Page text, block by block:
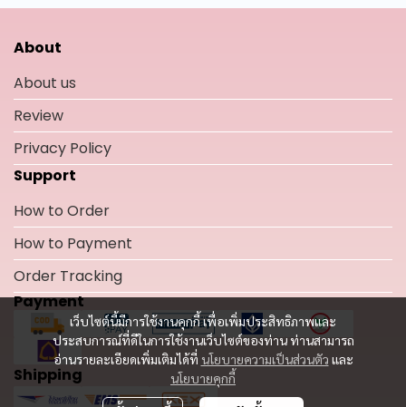
เว็บไซต์นี้มีการใช้งานคุกกี้ เพื่อเพิ่มประสิทธิภาพและ
ประสบการณ์ที่ดีในการใช้งานเว็บไซต์ของท่าน ท่านสามารถ
อ่านรายละเอียดเพิ่มเติมได้ที่ นโยบายความเป็นส่วนตัว และ
นโยบายคุกกี้
About
About us
Review
Privacy Policy
Support
How to Order
How to Payment
Order Tracking
Payment
Shipping